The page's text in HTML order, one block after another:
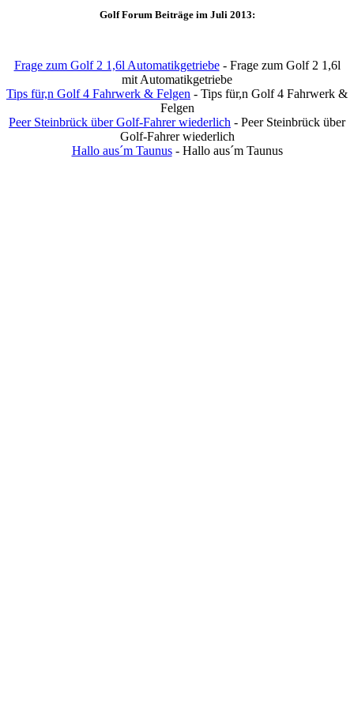
Golf Forum Beiträge im Juli 2013:
Frage zum Golf 2 1,6l Automatikgetriebe- Frage zum Golf 2 1,6l
mit Automatikgetriebe
Tips für,n Golf 4 Fahrwerk & Felgen - Tips für,n Golf 4 Fahrwerk &
Felgen
Peer Steinbrück über Golf-Fahrer wiederlich - Peer Steinbrück über
Golf-Fahrer wiederlich
Hallo aus´m Taunus- Hallo aus´m Taunus